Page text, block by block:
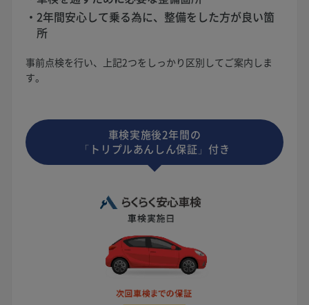
2年間安心して乗る為に、整備をした方が良い箇
所
事前点検を行い、上記2つをしっかり区別してご案内しま
す。
車検実施後2年間の
「トリプルあんしん保証」付き